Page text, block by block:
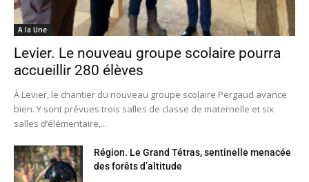
A la Une
Levier. Le nouveau groupe scolaire pourra
accueillir 280 élèves
À Levier, le chantier du nouveau groupe scolaire Pergaud avance
bien. Y sont prévues trois salles de classe de maternelle et six
salles d’élémentaire,...
Région. Le Grand Tétras, sentinelle menacée
des forêts d’altitude